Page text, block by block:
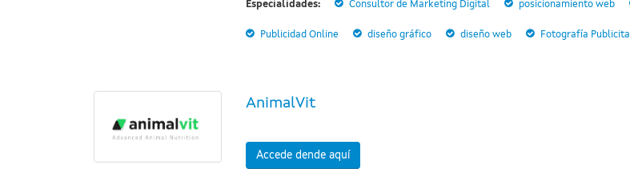
Especialidades: Consultor de Marketing Digital posicionamiento web
Publicidad Online diseño gráfico diseño web Fotografía
AnimalVit
Accede dende aquí